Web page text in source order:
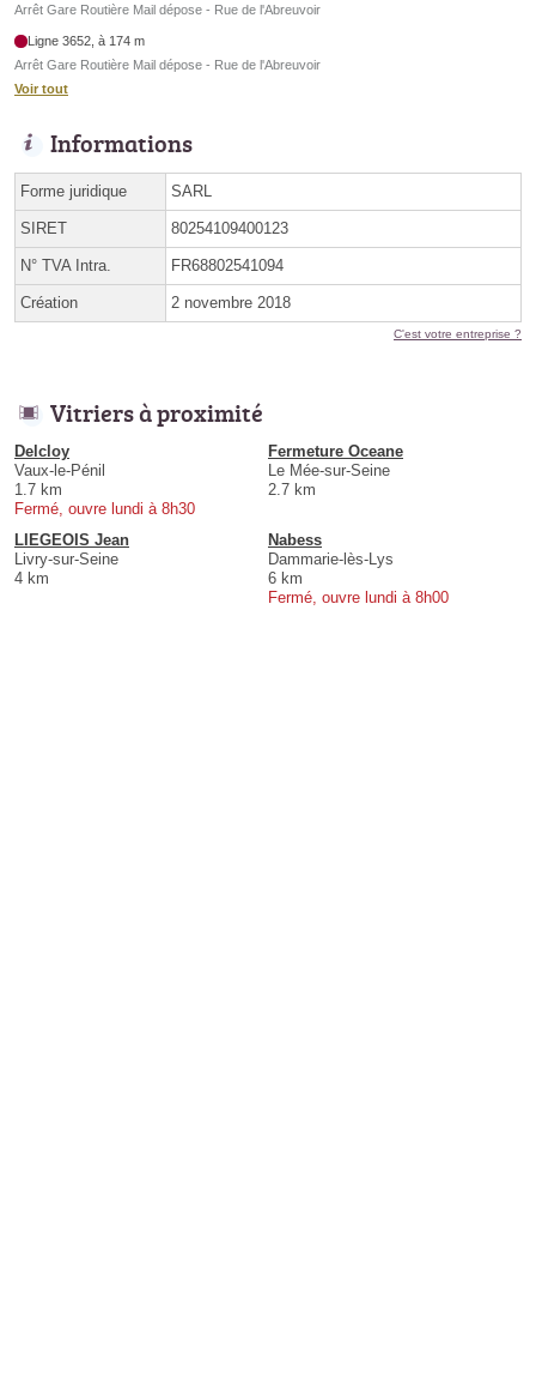
Arrêt Gare Routière Mail dépose - Rue de l'Abreuvoir
Ligne 3652, à 174 m
Arrêt Gare Routière Mail dépose - Rue de l'Abreuvoir
Voir tout
Informations
Forme juridique SARL
SIRET 80254109400123
N° TVA Intra. FR68802541094
Création 2 novembre 2018
C'est votre entreprise ?
Vitriers à proximité
Delcloy
Vaux-le-Pénil
1.7 km
Fermé, ouvre lundi à 8h30
Fermeture Oceane
Le Mée-sur-Seine
2.7 km
LIEGEOIS Jean
Livry-sur-Seine
4 km
Nabess
Dammarie-lès-Lys
6 km
Fermé, ouvre lundi à 8h00